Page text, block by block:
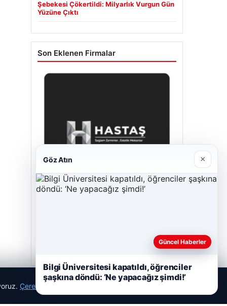
Şebekesi Çökertildi: Milyarlık Vurgun Gün
Yüzüne Çıktı
Son Eklenen Firmalar
Çerez Politikamız
Göz Atın ×
Güncel Haberler
Bilgi Üniversitesi kapatıldı, öğrenciler
şaşkına döndü: ‘Ne yapacağız şimdi!’